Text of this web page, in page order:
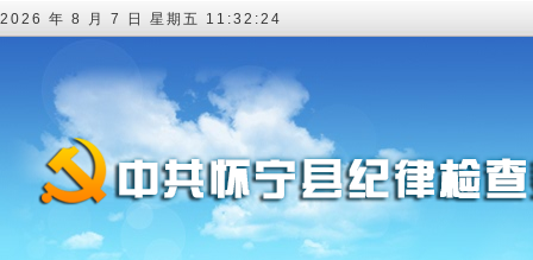
2026 年 8 月 7 日 星期五 11:32:25